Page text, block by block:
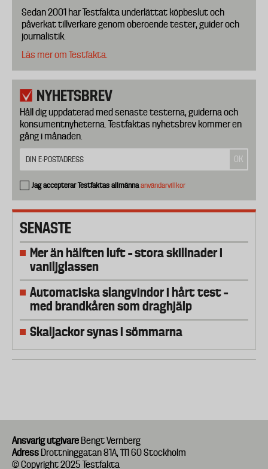
Sedan 2001 har Testfakta underlättat köpbeslut och
påverkat tillverkare genom oberoende tester, guider och
journalistik.
Läs mer om Testfakta.
NYHETSBREV
Håll dig uppdaterad med senaste testerna, guiderna och
konsumentnyheterna. Testfaktas nyhetsbrev kommer en
gång i månaden.
Jag accepterar Testfaktas allmännaanvändarvillkor
SENASTE
Mer än hälften luft – stora skillnader i
vaniljglassen
Automatiska slangvindor i hårt test –
med brandkåren som draghjälp
Skaljackor synas i sömmarna
Ansvarig utgivare Bengt Vernberg
Adress Drottninggatan 81A, 111 60 Stockholm
© Copyright 2025 Testfakta